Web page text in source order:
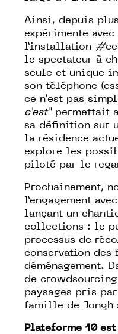
Ainsi, depuis plus
expérimente
l’installation #
le spectateur à
seule et unique
son téléphone
ce n’est pas
c’est”permettait
sa définition sur
la résidence
explore les
piloté par le
Prochainement,
l’engagement
lançant un
collections : le
processus de
conservation des
déménagement.
de
paysages pris
famille de Jongh
Plateforme 10